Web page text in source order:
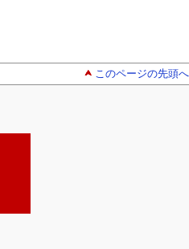
このページの先頭へ